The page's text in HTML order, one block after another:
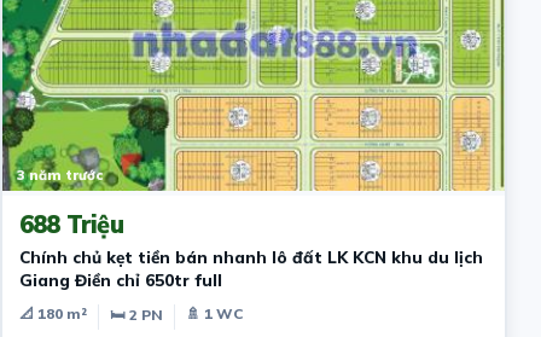
3 năm trước
688 Triệu
Chính chủ kẹt tiền bán nhanh lô đất LK KCN khu du lịch
Giang Điền chỉ 650tr full
📐 180 m² 🛏 2 PN
🚿 1 WC